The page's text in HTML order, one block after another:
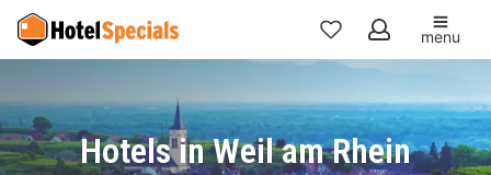
Mijn
menu
Hotels in Weil am Rhein